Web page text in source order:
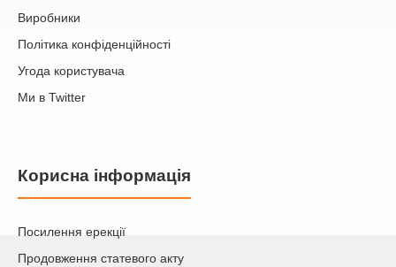
Виробники
Політика конфіденційності
Угода користувача
Ми в Twitter
Корисна інформація
Посилення ерекції
Продовження статевого акту